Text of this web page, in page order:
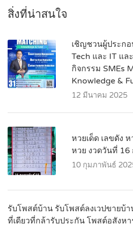
สิ่งที่น่าสนใจ
เชิญชวนผู้ประกอ
Tech และ IT แล
กิจกรรม SMEs
Knowledge &
12 มีนาคม 2025
หวยเด็ด เลขดัง
หวย งวดวันที่
10 กุมภาพันธ์
รับโพสต์บ้าน รับโพสต์ลงเวปขายบ้า
ที่เดียวที่กล้ารับประกัน โพสต์อสังหา